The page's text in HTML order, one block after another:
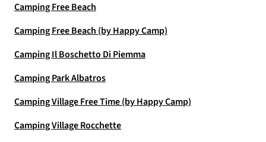
Camping Free Beach
Camping Free Beach (by Happy Camp)
Camping Il Boschetto Di Piemma
Camping Park Albatros
Camping Village Free Time (by Happy Camp)
Camping Village Rocchette